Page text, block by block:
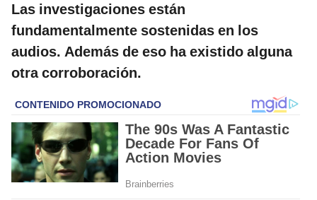
Las investigaciones están
fundamentalmente sostenidas en los
audios. Además de eso ha existido alguna
otra corroboración.